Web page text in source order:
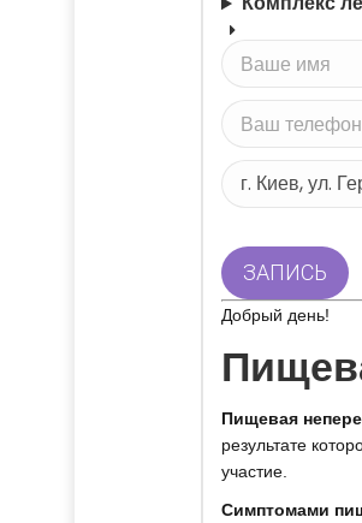
Добрый день!
Пищевая
результате
участие.
Симптомами